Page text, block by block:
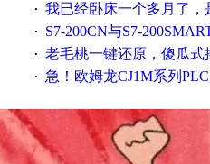
· 我已经卧床一个多月了，是出去安装机械手在高速遭遇车祸所致:大家工
· S7-200CN与S7-
· 老毛桃一键还原，傻瓜式操作一键轻松备份还原；程序为向导式安装，一键即可实现
· 急！欧姆龙CJ1M系列PLC,如何用时间控制变频器。要求时间在组态王中可以自由